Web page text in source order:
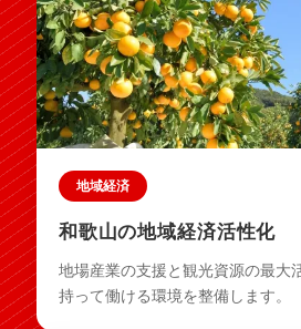
地域経済
和歌山の地域経済活性化
地場産業の支援と観光資源の最大
持って働ける環境を整備します。